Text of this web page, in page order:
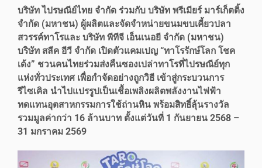
บริษัท ไปรษณีย์ไทย จำกัด ร่วมกับ บริษัท พรีเมียร์ มาร์เก็ตติ้ง
จำกัด (มหาชน) ผู้ผลิตและจัดจำหน่ายขนมขบเคี้ยวปลา
สวรรค์ทาโรและ บริษัท พีทีจี เอ็นเนอยี จำกัด (มหาชน)
บริษัท สลีค อีวี จำกัด เปิดตัวแคมเปญ “ทาโรรักษ์โลก โชค
เด้ง” ชวนคนไทยร่วมส่งคืนซองเปล่าทาโรที่ไปรษณีย์ทุก
แห่งทั่วประเทศ เพื่อกำจัดอย่างถูกวิธี เข้าสู่กระบวนการ
รีไซเคิล นำไปแปรรูปเป็นเชื้อเพลิงผลิตพลังงานไฟฟ้า
ทดแทนอุตสาหกรรมการใช้ถ่านหิน พร้อมสิทธิ์ลุ้นรางวัล
รวมมูลค่ากว่า 16 ล้านบาท ตั้งแต่วันที่ 1 กันยายน 2568 –
31 มกราคม 2569